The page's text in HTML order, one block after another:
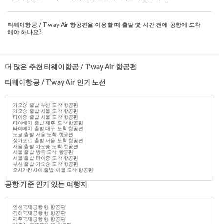
티웨이항공 / T'way Air 항공편을 이용할 때 출발 몇 시간 전에 공항에 도착
해야 하나요?
더 많은 추천 티웨이항공 / T'way Air 항공편
티웨이항공 / T'way Air 인기 노선
가오슝 출발 부산 도착 항공편
가오슝 출발 서울 도착 항공편
타이중 출발 서울 도착 항공편
타이베이 출발 제주 도착 항공편
타이베이 출발 대구 도착 항공편
도쿄 출발 서울 도착 항공편
싱가포르 출발 서울 도착 항공편
서울 출발 가오슝 도착 항공편
서울 출발 방콕 도착 항공편
서울 출발 타이중 도착 항공편
부산 출발 가오슝 도착 항공편
오사카칸사이 출발 서울 도착 항공편
공항 기준 인기 있는 여행지
인천국제공항 행 항공편
김해국제공항 행 항공편
제주국제공항 행 항공편